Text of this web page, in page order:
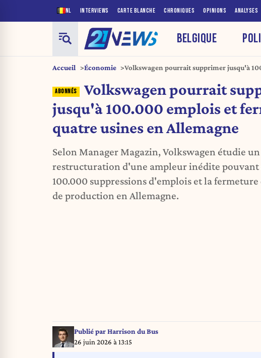
NL INTERVIEWS CARTE BLANCHE CHRONIQUES OPINIONS ANALYSES
BELGIQUE
Accueil Économie
Volkswagen pourrait supprimer jusqu'à
Volkswagen pourrait
jusqu'à 100.000 emplois et
quatre usines en Allemagne
Selon Manager Magazin, Volkswagen étudie
restructuration d'une ampleur inédite
100.000 suppressions d'emplois et la fermeture
de production en Allemagne.
Publié parHarrison du Bus
26 juin 2026 à 13:15